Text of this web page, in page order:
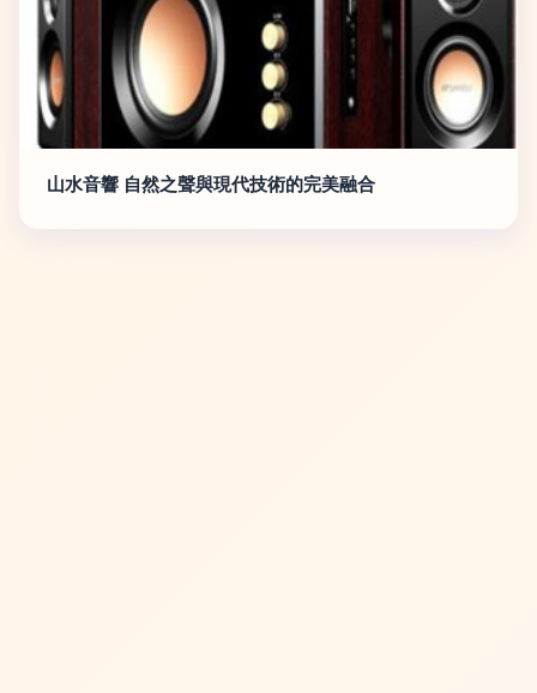
山水音響 自然之聲與現代技術的完美融合